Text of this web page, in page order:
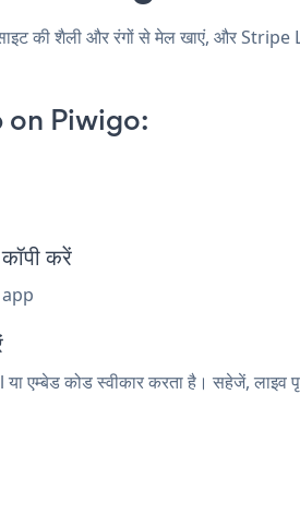
की शैली और रंगों से मेल खाएं, और Stripe
on Piwigo:
करें
एम्बेड कोड स्वीकार करता है। सहेजें,